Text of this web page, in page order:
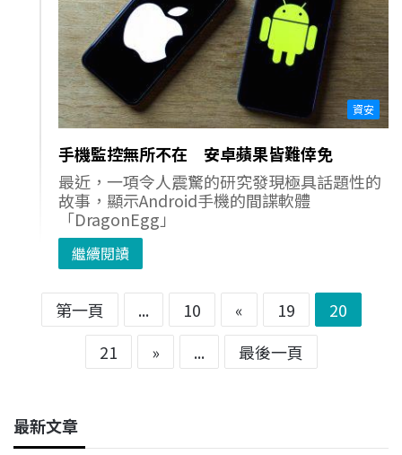
資安
手機監控無所不在 安卓蘋果皆難倖免
最近，一項令人震驚的研究發現極具話題性的
故事，顯示Android手機的間諜軟體
「DragonEgg」
繼續閱讀
第一頁 ... 10 « 19
20
21
» ... 最後一頁
最新文章